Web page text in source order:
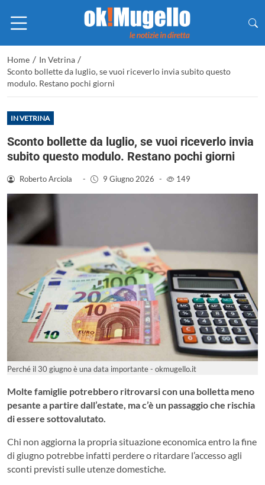
Home / In Vetrina /
Sconto bollette da luglio, se vuoi riceverlo invia subito questo
modulo. Restano pochi giorni
IN VETRINA
Sconto bollette da luglio, se vuoi riceverlo invia
subito questo modulo. Restano pochi giorni
Roberto Arciola - 9 Giugno 2026 - 149
Perché il 30 giugno è una data importante - okmugello.it
Molte famiglie potrebbero ritrovarsi con una bolletta meno
pesante a partire dall’estate, ma c’è un passaggio che rischia
di essere sottovalutato.
Chi non aggiorna la propria situazione economica entro la fine
di giugno potrebbe infatti perdere o ritardare l’accesso agli
sconti previsti sulle utenze domestiche.